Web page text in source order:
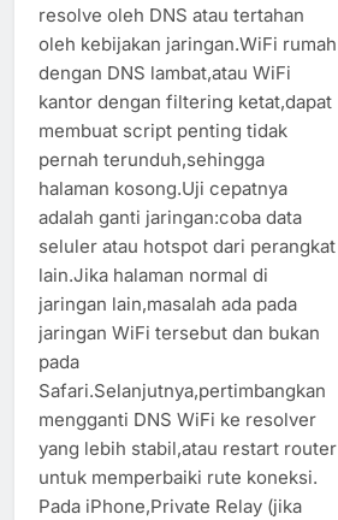
resolve oleh DNS atau tertahan
oleh kebijakan jaringan.WiFi rumah
dengan DNS lambat,atau WiFi
kantor dengan filtering ketat,dapat
membuat script penting tidak
pernah terunduh,sehingga
halaman kosong.Uji cepatnya
adalah ganti jaringan:coba data
seluler atau hotspot dari perangkat
lain.Jika halaman normal di
jaringan lain,masalah ada pada
jaringan WiFi tersebut dan bukan
pada
Safari.Selanjutnya,pertimbangkan
mengganti DNS WiFi ke resolver
yang lebih stabil,atau restart router
untuk memperbaiki rute koneksi.
Pada iPhone,Private Relay (jika